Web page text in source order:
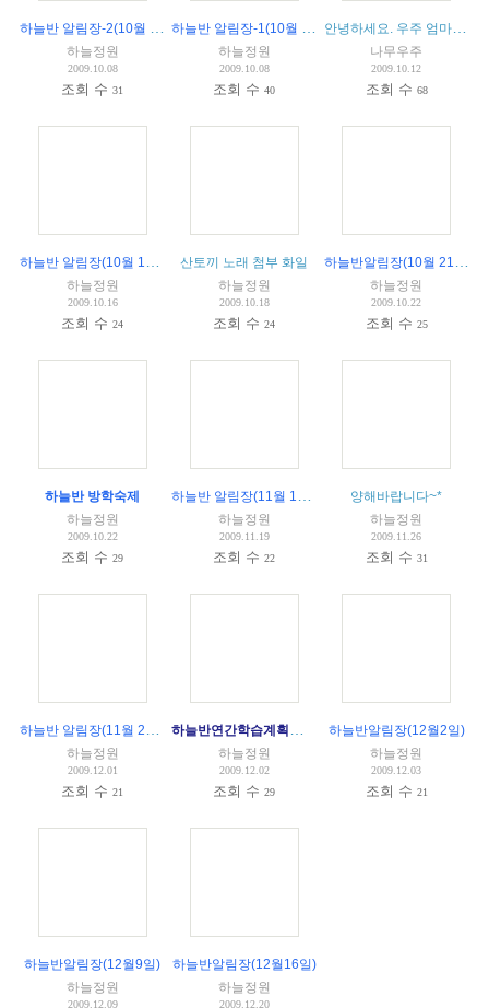
하늘정원
2009.10.08
조회 수31
하늘정원
2009.10.08
조회 수40
안녕하세요. 우주 엄마입니다.
나무우주
2009.10.12
조회 수 68
1)
하늘정원
2009.10.16
조회 수24
산토끼 노래 첨부 화일
하늘정원
2009.10.18
조회 수24
하늘정원
2009.10.22
조회 수 25
하늘반 방학숙제
하늘정원
2009.10.22
조회 수29
하늘정원
2009.11.19
조회 수22
양해바랍니다~*
하늘정원
2009.11.26
조회 수 31
하늘정원
2009.12.01
조회 수21
하늘정원
2009.12.02
조회 수29
하늘반알림장(12월2일)
하늘정원
2009.12.03
조회 수 21
하늘반알림장(12월9일)
하늘정원
2009.12.09
하늘반알림장(12월16일)
하늘정원
2009.12.20